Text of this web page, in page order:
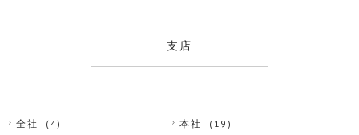
支店
全社 (4) 本社 (19)